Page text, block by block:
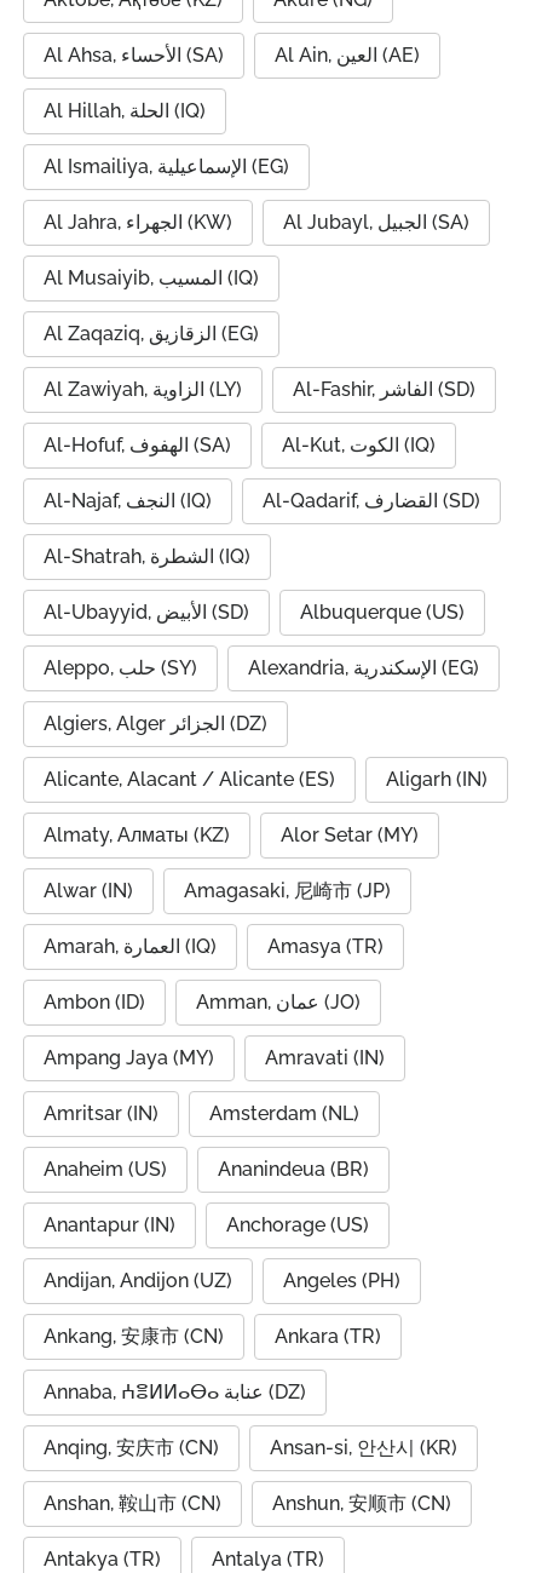
Al Ahsa, الأحساء (SA) Al Ain, العين (AE)
Al Hillah, الحلة (IQ)
Al Ismailiya, الإسماعيلية (EG)
Al Jahra, الجهراء (KW) Al Jubayl, الجبيل (SA)
Al Musaiyib, المسيب (IQ)
Al Zaqaziq, الزقازيق (EG)
Al Zawiyah, الزاوية (LY) Al-Fashir, الفاشر (SD)
Al-Hofuf, الهفوف (SA) Al-Kut, الكوت (IQ)
Al-Najaf, النجف (IQ) Al-Qadarif, القضارف (SD)
Al-Shatrah, الشطرة (IQ)
Al-Ubayyid, الأبيض (SD) Albuquerque (US)
Aleppo, حلب (SY) Alexandria, الإسكندرية (EG)
Algiers, Alger الجزائر (DZ)
Alicante, Alacant / Alicante (ES) Aligarh (IN)
Almaty, Алматы (KZ) Alor Setar (MY)
Alwar (IN) Amagasaki, 尼崎市 (JP)
Amarah, العمارة (IQ) Amasya (TR)
Ambon (ID) Amman, عمان (JO)
Ampang Jaya (MY) Amravati (IN)
Amritsar (IN) Amsterdam (NL)
Anaheim (US) Ananindeua (BR)
Anantapur (IN) Anchorage (US)
Andijan, Andijon (UZ) Angeles (PH)
Ankang, 安康市 (CN) Ankara (TR)
Annaba, ⵄⴻⵍⵍⴰⴱⴰ عنابة (DZ)
Anqing, 安庆市 (CN) Ansan-si, 안산시 (KR)
Anshan, 鞍山市 (CN) Anshun, 安顺市 (CN)
Antakya (TR) Antalya (TR)